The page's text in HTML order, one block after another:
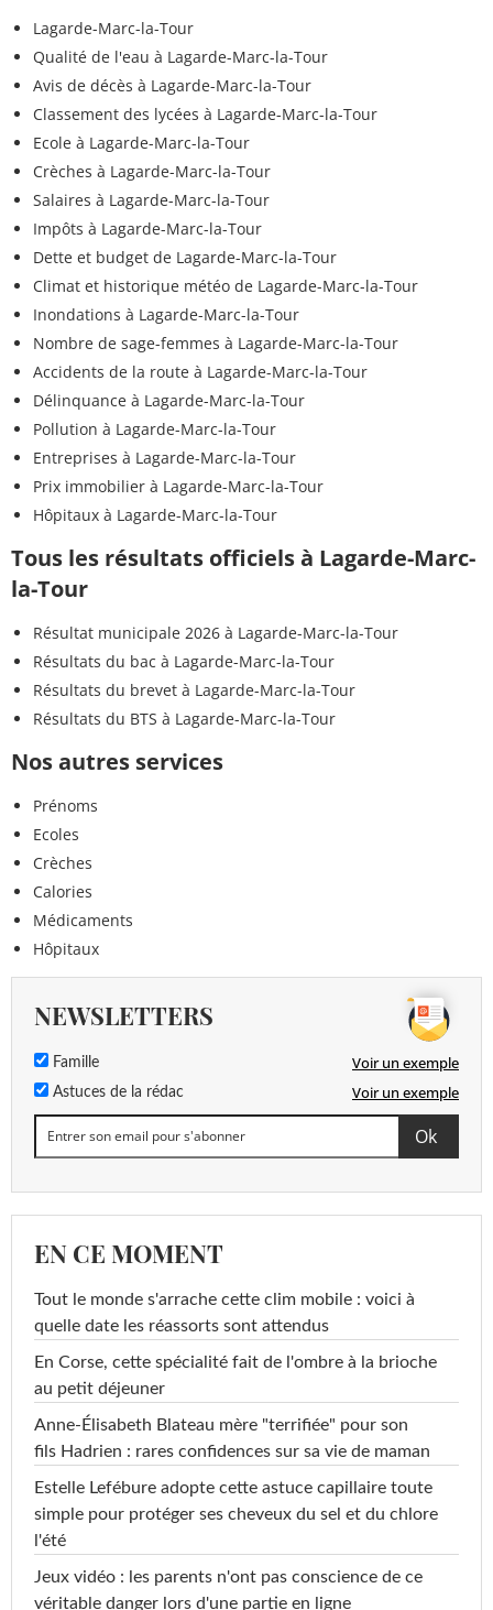
Lagarde-Marc-la-Tour
Qualité de l'eau à Lagarde-Marc-la-Tour
Avis de décès à Lagarde-Marc-la-Tour
Classement des lycées à Lagarde-Marc-la-Tour
Ecole à Lagarde-Marc-la-Tour
Crèches à Lagarde-Marc-la-Tour
Salaires à Lagarde-Marc-la-Tour
Impôts à Lagarde-Marc-la-Tour
Dette et budget de Lagarde-Marc-la-Tour
Climat et historique météo de Lagarde-Marc-la-Tour
Inondations à Lagarde-Marc-la-Tour
Nombre de sage-femmes à Lagarde-Marc-la-Tour
Accidents de la route à Lagarde-Marc-la-Tour
Délinquance à Lagarde-Marc-la-Tour
Pollution à Lagarde-Marc-la-Tour
Entreprises à Lagarde-Marc-la-Tour
Prix immobilier à Lagarde-Marc-la-Tour
Hôpitaux à Lagarde-Marc-la-Tour
Tous les résultats officiels à Lagarde-Marc-
la-Tour
Résultat municipale 2026 à Lagarde-Marc-la-Tour
Résultats du bac à Lagarde-Marc-la-Tour
Résultats du brevet à Lagarde-Marc-la-Tour
Résultats du BTS à Lagarde-Marc-la-Tour
Nos autres services
Prénoms
Ecoles
Crèches
Calories
Médicaments
Hôpitaux
NEWSLETTERS
Famille Voir un exemple
Astuces de la rédac Voir un exemple
EN CE MOMENT
Tout le monde s'arrache cette clim mobile : voici à
quelle date les réassorts sont attendus
En Corse, cette spécialité fait de l'ombre à la brioche
au petit déjeuner
Anne-Élisabeth Blateau mère "terrifiée" pour son
fils Hadrien : rares confidences sur sa vie de maman
Estelle Lefébure adopte cette astuce capillaire toute
simple pour protéger ses cheveux du sel et du chlore
l'été
Jeux vidéo : les parents n'ont pas conscience de ce
véritable danger lors d'une partie en ligne